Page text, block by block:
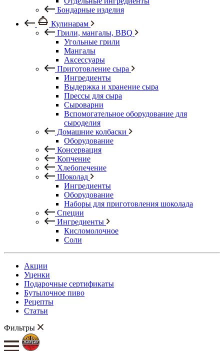
Бондарные изделия
Кулинарам
Грили, мангалы, BBQ
Угольные грили
Мангалы
Аксессуары
Приготовление сыра
Ингредиенты
Выдержка и хранение сыра
Прессы для сыра
Сыроварни
Вспомогательное оборудование для
сыроделия
Домашние колбаски
Оборудование
Консервация
Копчение
Хлебопечение
Шоколад
Ингредиенты
Оборудование
Наборы для приготовления шоколада
Специи
Ингредиенты
Кисломолочное
Соли
Акции
Уценки
Подарочные сертификаты
Бутылочное пиво
Рецепты
Статьи
Фильтры